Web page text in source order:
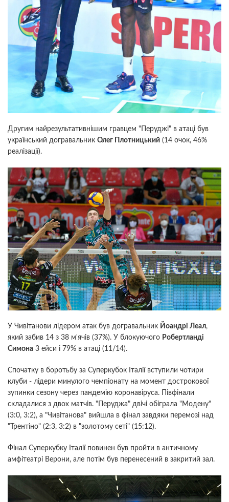
Другим найрезультативнішим гравцем "Перуджі" в атаці був
український догравальник Олег Плотницький (14 очок, 46%
реалізації).
У Чивітанови лідером атак був догравальник Йоандрі Леал,
який забив 14 з 38 м'ячів (37%). У блокуючого Робертланді
Симона 3 ейси і 79% в атаці (11/14).
Спочатку в боротьбу за Суперкубок Італії вступили чотири
клуби - лідери минулого чемпіонату на момент дострокової
зупинки сезону через пандемію коронавіруса. Півфінали
складалися з двох матчів. "Перуджа" двічі обіграла "Модену"
(3:0, 3:2), а "Чивітанова" вийшла в фінал завдяки перемозі над
"Трентіно" (2:3, 3:2) в "золотому сеті" (15:12).
Фінал Суперкубку Італії повинен був пройти в античному
амфітеатрі Верони, але потім був перенесений в закритий зал.